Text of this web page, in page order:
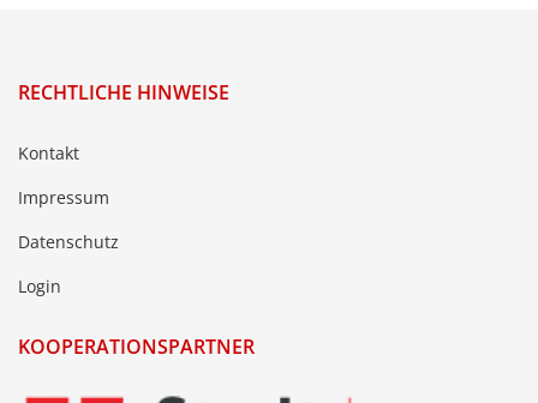
RECHTLICHE HINWEISE
Kontakt
Impressum
Datenschutz
Login
KOOPERATIONSPARTNER